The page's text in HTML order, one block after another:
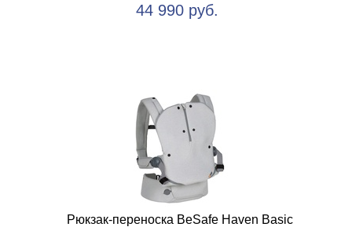
44 990 руб.
Рюкзак-переноска BeSafe Haven Basic